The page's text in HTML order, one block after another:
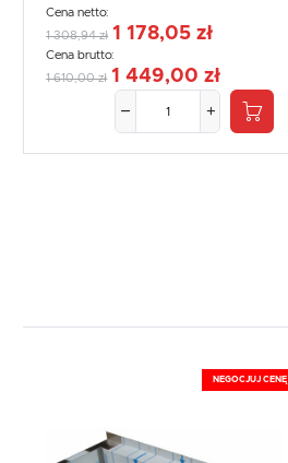
Cena netto:
1 308,94 zł 1 178,05 zł
Cena brutto:
1 610,00 zł 1 449,00 zł
NEGOCJUJ CENĘ